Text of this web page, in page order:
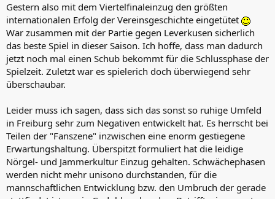
:
Gestern also mit dem Viertelfinaleinzug den größten
internationalen Erfolg der Vereinsgeschichte eingetütet
War zusammen mit der Partie gegen Leverkusen sicherlich
das beste Spiel in dieser Saison. Ich hoffe, dass man dadurch
jetzt noch mal einen Schub bekommt für die Schlussphase der
Spielzeit. Zuletzt war es spielerich doch überwiegend sehr
überschaubar.
Leider muss ich sagen, dass sich das sonst so ruhige Umfeld
in Freiburg sehr zum Negativen entwickelt hat. Es herrscht bei
Teilen der "Fanszene" inzwischen eine enorm gestiegene
Erwartungshaltung. Überspitzt formuliert hat die leidige
Nörgel- und Jammerkultur Einzug gehalten. Schwächephasen
werden nicht mehr unisono durchstanden, für die
mannschaftlichen Entwicklung bzw. den Umbruch der gerade